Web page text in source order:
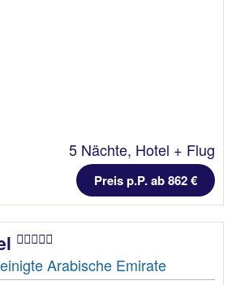
5 Nächte, Hotel + Flug
Preis p.P. ab 862 €
Arabische Emirate